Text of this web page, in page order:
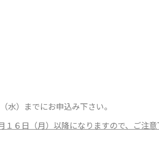
水）までにお申込み下さい。
１６日（月）以降になりますので、ご注